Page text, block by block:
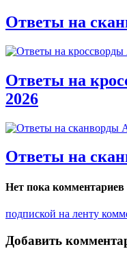
Ответы на
Ответы на
2026
Ответы на
Нет пока комментариев
подпиской на ленту
Добавить